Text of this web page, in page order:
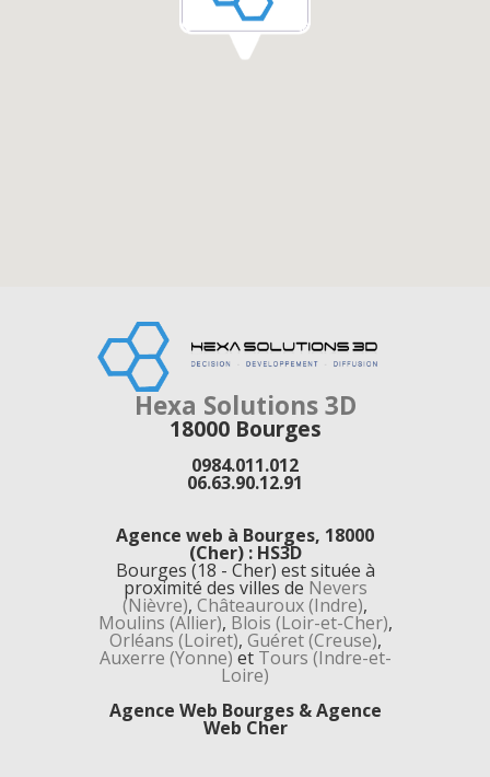
Hexa Solutions 3D
18000 Bourges
0984.011.012
06.63.90.12.91
Agence web à Bourges, 18000
(Cher) : HS3D
Bourges (18 - Cher) est située à
proximité des villes de Nevers
(Nièvre), Châteauroux (Indre),
Moulins (Allier), Blois (Loir-et-Cher),
Orléans (Loiret), Guéret (Creuse),
Auxerre (Yonne)et Tours (Indre-et-
Loire)
Agence Web Bourges & Agence
Web Cher